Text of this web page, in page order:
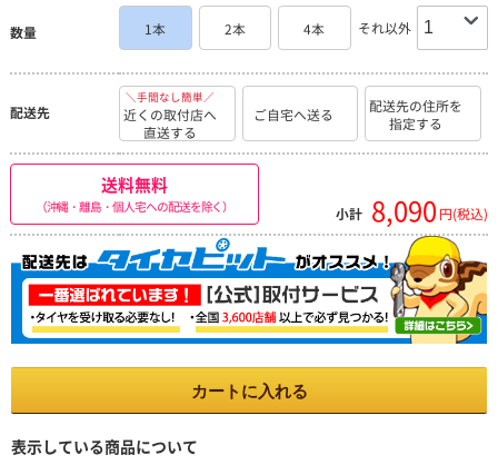
数量 1本 2本 4本 それ以外
配送先
＼手間なし簡単／
近くの取付店へ
直送する
ご自宅へ送る
配送先の住所を
指定する
送料無料
（沖縄・離島・個人宅への配送を除く） 小計 8,090 円(税込)
カートに入れる
表示している商品について